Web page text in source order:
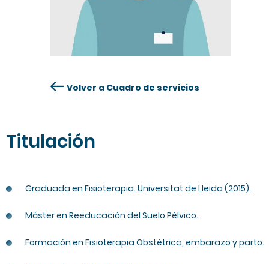
Titulación
Graduada en Fisioterapia. Universitat de Lleida (2015).
Máster en Reeducación del Suelo Pélvico.
Formación en Fisioterapia Obstétrica, embarazo y parto.
Volver a Cuadro de servicios